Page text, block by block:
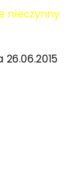
nieczynny
26.06.2015